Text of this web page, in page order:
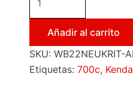
Añadir al carrito
SKU: WB22NEUKRIT-
Etiquetas: 700c, Kenda